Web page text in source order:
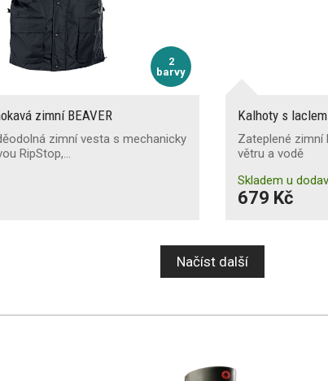
2
barvy
zimní BEAVER
zimní vesta s mechanicky
RipStop,…
Kalhoty s
Zateplené zimní
větru a vodě
Skladem u
679 Kč
Načíst další